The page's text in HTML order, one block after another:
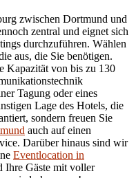
zwischen Dortmund und
zentral und eignet sich
durchzuführen. Wählen
aus, die Sie benötigen.
Kapazität von bis zu 130
Tagung oder eines
Lage des Hotels, die
sondern freuen Sie
auch auf einen
Darüber hinaus sind wir
Eventlocation in
Ihre Gäste mit voller